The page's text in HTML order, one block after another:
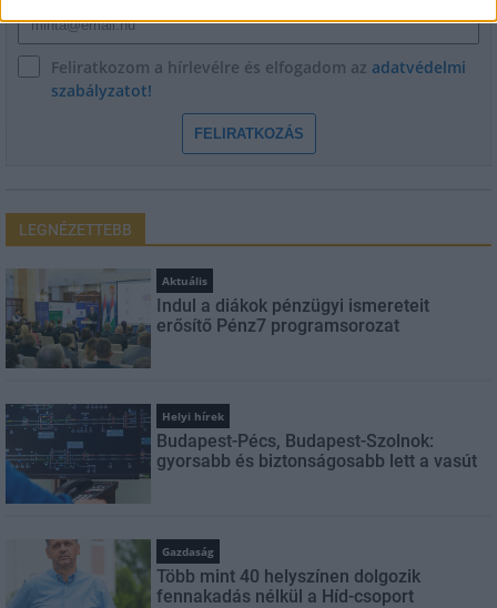
Feliratkozom a hírlevélre és elfogadom az adatvédelmi
szabályzatot!
FELIRATKOZÁS
LEGNÉZETTEBB
Aktuális
Indul a diákok pénzügyi ismereteit
erősítő Pénz7 programsorozat
Helyi hírek
Budapest-Pécs, Budapest-Szolnok:
gyorsabb és biztonságosabb lett a vasút
Gazdaság
Több mint 40 helyszínen dolgozik
fennakadás nélkül a Híd-csoport